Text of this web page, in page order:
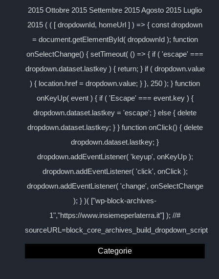
2015 Ottobre 2015 Settembre 2015 Agosto 2015 Luglio
2015 ( ( [ dropdownId, homeUrl ] ) => { const dropdown
= document.getElementById( dropdownId ); function
onSelectChange() { setTimeout( () => { if ( 'escape' ===
dropdown.dataset.lastkey ) { return; } if ( dropdown.value
) { location.href = dropdown.value; } }, 250 ); } function
onKeyUp( event ) { if ( 'Escape' === event.key ) {
dropdown.dataset.lastkey = 'escape'; } else { delete
dropdown.dataset.lastkey; } } function onClick() { delete
dropdown.dataset.lastkey; }
dropdown.addEventListener( 'keyup', onKeyUp );
dropdown.addEventListener( 'click', onClick );
dropdown.addEventListener( 'change', onSelectChange
); } )( ["wp-block-archives-
1","https://www.insiemeperlaterra.it"] ); //#
sourceURL=block_core_archives_build_dropdown_script
Categorie